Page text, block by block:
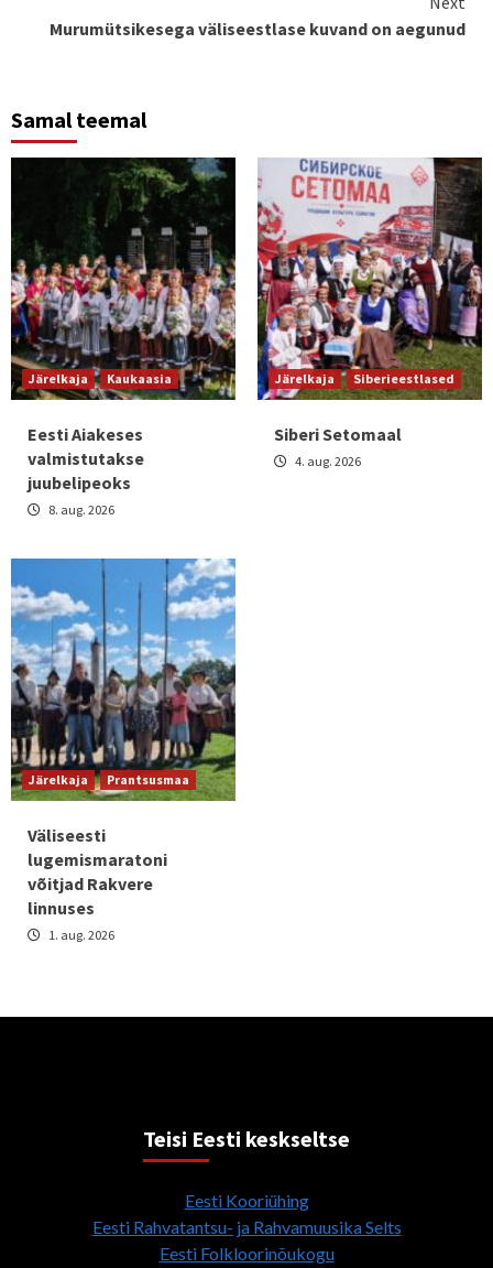
Murumütsikesega väliseestlase kuvand on aegunud
Samal teemal
Järelkaja Kaukaasia
Eesti Aiakeses
valmistutakse
juubelipeoks
8. aug. 2026
Järelkaja Siberieestlased
Siberi Setomaal
4. aug. 2026
Järelkaja Prantsusmaa
Väliseesti
lugemismaratoni
võitjad Rakvere
linnuses
1. aug. 2026
Teisi Eesti keskseltse
Eesti Kooriühing
Eesti Rahvatantsu- ja Rahvamuusika Selts
Eesti Folkloorinõukogu